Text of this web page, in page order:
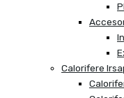
Calorifere